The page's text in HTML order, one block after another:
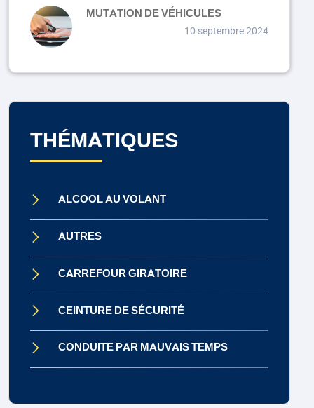
MUTATION DE VÉHICULES
10 septembre 2024
THÉMATIQUES
ALCOOL AU VOLANT
AUTRES
CARREFOUR GIRATOIRE
CEINTURE DE SÉCURITÉ
CONDUITE PAR MAUVAIS TEMPS